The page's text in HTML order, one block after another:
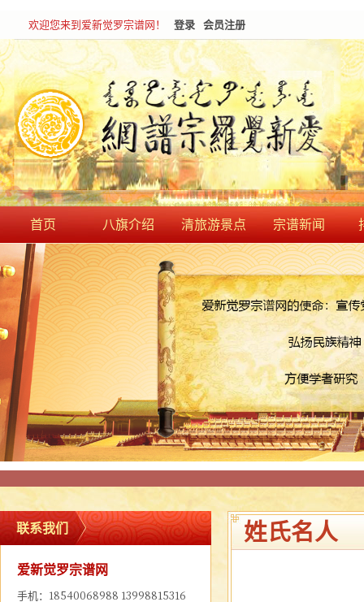
欢迎您来到爱新觉罗宗谱网！ 登录 会员注册
首页 八旗介绍 清旅游景点 宗谱新闻
联系我们
爱新觉罗宗谱网
手机：18540068988 13998815316
姓氏名人